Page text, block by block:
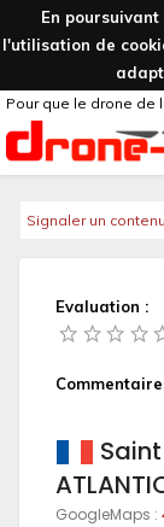
En
l'utilisation de
Pour que le drone de
Signaler un
Evaluation :
GoogleMaps :